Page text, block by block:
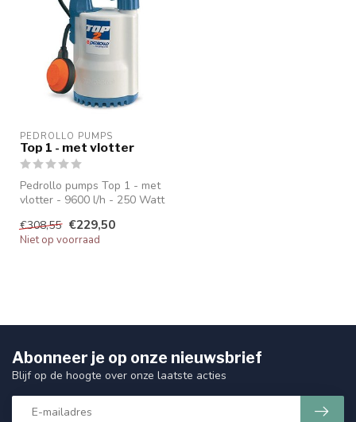
PEDROLLO PUMPS
Top 1 - met vlotter
Pedrollo pumps Top 1 - met
vlotter - 9600 l/h - 250 Watt
€308,55 €229,50
Niet op voorraad
Abonneer je op onze nieuwsbrief
Blijf op de hoogte over onze laatste acties